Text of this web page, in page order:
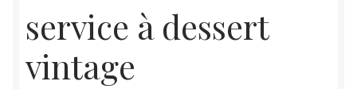
service à dessert
vintage